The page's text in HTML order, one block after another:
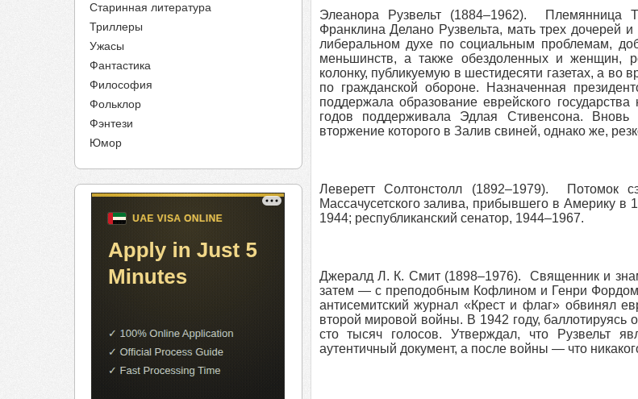
Старинная литература
Триллеры
Ужасы
Фантастика
Философия
Фольклор
Фэнтези
Юмор
Элеанора Рузвельт (1884–1962). Племянница
Франклина Делано Рузвельта, мать трех дочерей
либеральном духе по социальным проблемам,
меньшинств, а также обездоленных и женщин,
колонку, публикуемую в шестидесяти газетах, а
по гражданской обороне. Назначенная
поддержала образование еврейского
годов поддерживала Эдлая Стивенсона.
вторжение которого в Залив свиней, однако же,
Леверетт Солтонстолл (1892–1979). Потомок
Массачусетского залива, прибывшего в Америку в
1944; республиканский сенатор, 1944–1967.
Джералд Л. К. Смит (1898–1976). Священник и
затем — с преподобным Кофлином и Генри
антисемитский журнал «Крест и флаг» обвинял
второй мировой войны. В 1942 году,
сто тысяч голосов. Утверждал, что Рузвельт
аутентичный документ, а после войны — что